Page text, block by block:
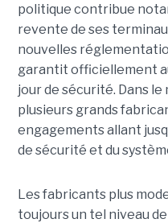
politique contribue
revente de ses
nouvelles
garantit officiellement
jour de sécurité. Dans
plusieurs grands
engagements allant
de sécurité et du
Les fabricants plus
toujours un tel niveau